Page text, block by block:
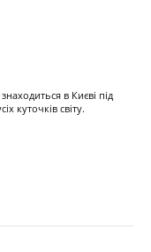
в Києві під
куточків світу.